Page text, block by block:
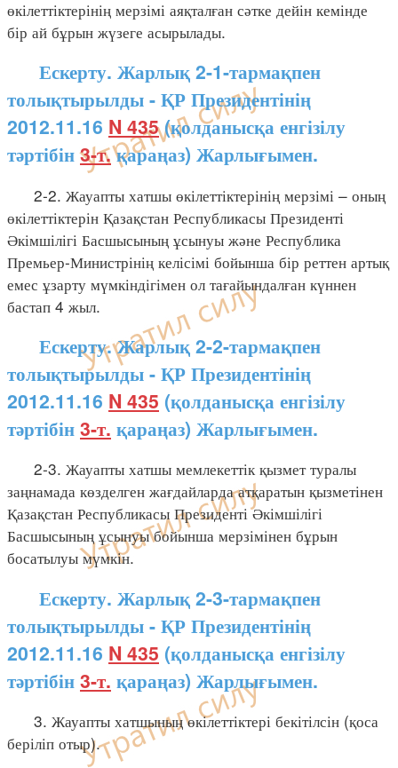
өкілеттіктерінің мерзімі аяқталған сәтке дейін кемінде
бір ай бұрын жүзеге асырылады.
Ескерту. Жарлық 2-1-тармақпен
толықтырылды - ҚР Президентінің
2012.11.16 N 435(қолданысқа енгізілу
тәртібін3-т.қараңаз) Жарлығымен.
2-2. Жауапты хатшы өкілеттіктерінің мерзімі – оның
өкілеттіктерін Қазақстан Республикасы Президенті
Әкімшілігі Басшысының ұсынуы және Республика
Премьер-Министрінің келісімі бойынша бір реттен артық
емес ұзарту мүмкіндігімен ол тағайындалған күннен
бастап 4 жыл.
Ескерту. Жарлық 2-2-тармақпен
толықтырылды - ҚР Президентінің
2012.11.16 N 435 (қолданысқа енгізілу
тәртібін3-т. қараңаз) Жарлығымен.
2-3. Жауапты хатшы мемлекеттік қызмет туралы
заңнамада көзделген жағдайларда атқаратын қызметінен
Қазақстан Республикасы Президенті Әкімшілігі
Басшысының ұсынуы бойынша мерзімінен бұрын
босатылуы мүмкін.
Ескерту. Жарлық 2-3-тармақпен
толықтырылды - ҚР Президентінің
2012.11.16 N 435 (қолданысқа енгізілу
тәртібін3-т. қараңаз) Жарлығымен.
3. Жауапты хатшының өкілеттіктері бекітілсін (қоса
беріліп отыр).